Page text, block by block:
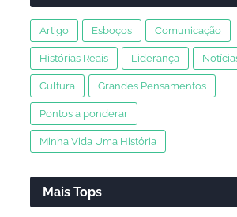
Artigo Esboços Comunicação
Histórias Reais Liderança
Cultura Grandes Pensamentos
Pontos a ponderar
Minha Vida Uma História
Mais Tops